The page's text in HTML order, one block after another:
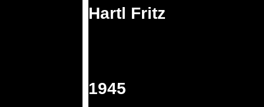
Hartl Fritz
1945